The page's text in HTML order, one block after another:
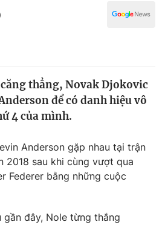
thẳng, Novak Djokovic
để có danh hiệu vô
4 của mình.
Anderson gặp nhau tại trận
2018 sau khi cùng vượt qua
Federer bằng những cuộc
gần đây, Nole từng thắng